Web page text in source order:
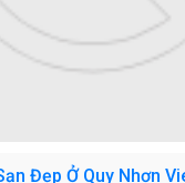
Đẹp Ở Quy Nhơn